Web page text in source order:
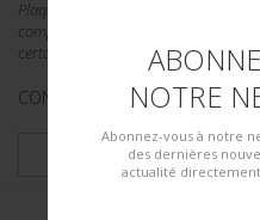
NOTRE
Abonnez-vous à notre
des dernières
actualité
Plaquette de recrutement de
complète, bien marquée Vaar Mit
certaine usure et patine de la pièce.
CONDITION : II+
PLUS DE DÉTAILS